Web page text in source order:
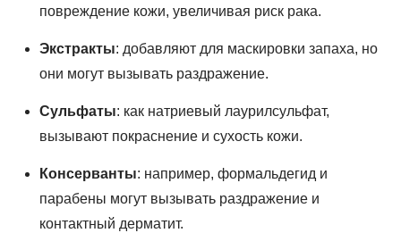
повреждение кожи, увеличивая риск рака.
Экстракты: добавляют для маскировки запаха, но
они могут вызывать раздражение.
Сульфаты: как натриевый лаурилсульфат,
вызывают покраснение и сухость кожи.
Консерванты: например, формальдегид и
парабены могут вызывать раздражение и
контактный дерматит.